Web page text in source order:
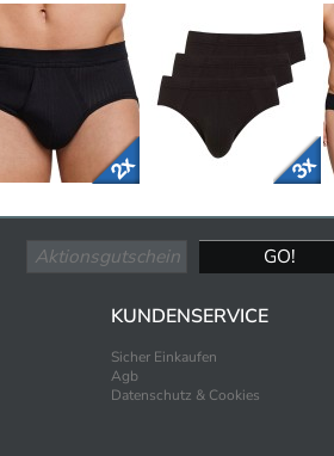
KUNDENSERVICE
Sicher Einkaufen
Agb
Datenschutz & Cookies